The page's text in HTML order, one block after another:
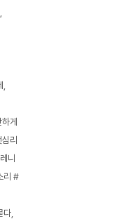
게
리
니
리 #
다